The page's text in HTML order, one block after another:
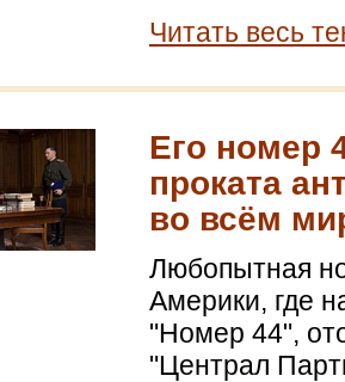
Читать весь
Его номер
проката
во всём
Любопытная
Америки, где
"Номер 44",
"Централ